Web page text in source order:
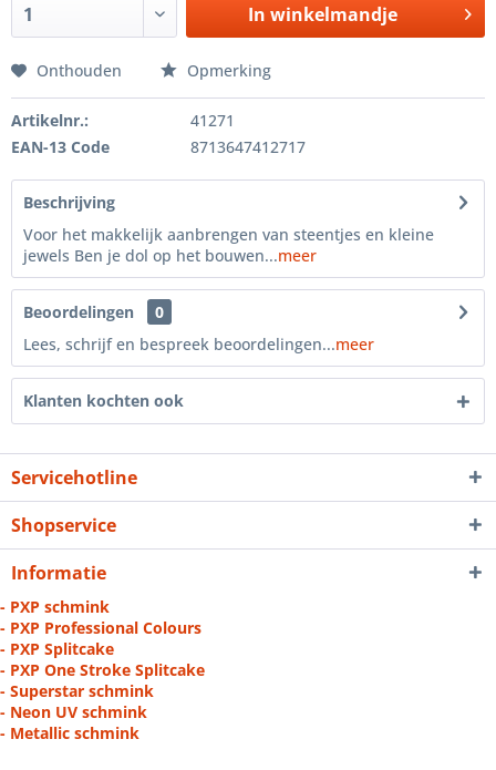
In winkelmandje
Onthouden Opmerking
Artikelnr.:
41271
EAN-13 Code
8713647412717
Beschrijving
Voor het makkelijk aanbrengen van steentjes en kleine
jewels Ben je dol op het bouwen...meer
Beoordelingen
0
Lees, schrijf en bespreek beoordelingen...meer
Klanten kochten ook
Servicehotline
Shopservice
Informatie
- PXP schmink
- PXP Professional Colours
- PXP Splitcake
- PXP One Stroke Splitcake
- Superstar schmink
- Neon UV schmink
- Metallic schmink